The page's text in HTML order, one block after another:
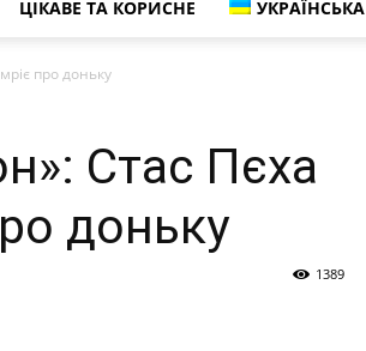
ЦІКАВЕ ТА КОРИСНЕ УКРАЇНСЬКА
про доньку
Стас Пєха
доньку
1389